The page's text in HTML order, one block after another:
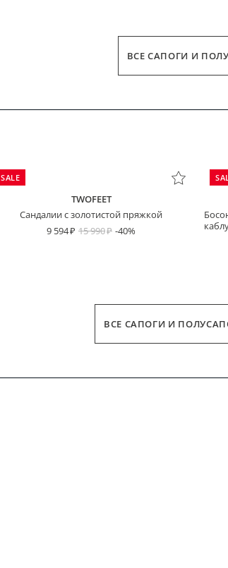
ВСЕ САПОГИ И
SALE
TWOFEET
Сандалии с золотистой пряжкой
9 594
15 990 -40%
ВСЕ САПОГИ И